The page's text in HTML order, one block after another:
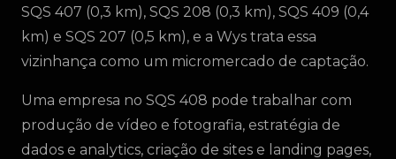
SQS 407 (0,3 km), SQS 208 (0,3 km), SQS 409 (0,4
km) e SQS 207 (0,5 km), e a Wys trata essa
vizinhança como um micromercado de captação.
Uma empresa no SQS 408 pode trabalhar com
produção de vídeo e fotografia, estratégia de
dados e analytics, criação de sites e landing pages,